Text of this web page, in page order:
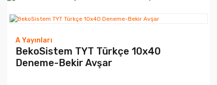
A Yayınları
BekoSistem TYT Türkçe 10x40
Deneme-Bekir Avşar